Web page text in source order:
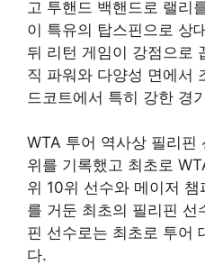
고 투핸드 백핸드로 랠리
이 특유의 탑스핀으로 상
뒤 리턴 게임이 강점으로
직 파워와 다양성 면에서
드코트에서 특히 강한 경
WTA 투어 역사상 필리핀
위를 기록했고 최초로
위 10위 선수와 메이저
를 거둔 최초의 필리핀 선
핀 선수로는 최초로 투어
다.